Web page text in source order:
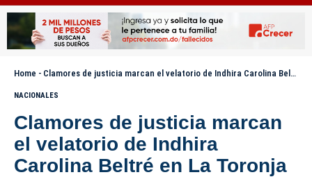
Home - Clamores de justicia marcan el velatorio de Indhira Carolina Beltré en La Toronja
NACIONALES
Clamores de justicia marcan
el velatorio de Indhira
Carolina Beltré en La Toronja